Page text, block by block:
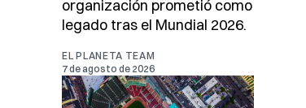
organización prometió como
legado tras el Mundial 2026.
EL PLANETA TEAM
7 de agosto de 2026